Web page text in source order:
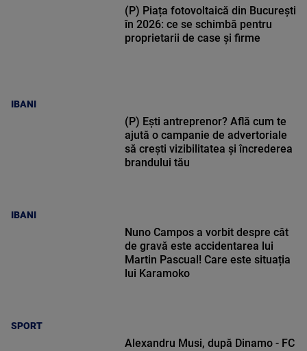
IBANI
(P) Piața fotovoltaică din București
în 2026: ce se schimbă pentru
proprietarii de case și firme
IBANI
(P) Ești antreprenor? Află cum te
ajută o campanie de advertoriale
să crești vizibilitatea și încrederea
brandului tău
SPORT
Nuno Campos a vorbit despre cât
de gravă este accidentarea lui
Martin Pascual! Care este situația
lui Karamoko
Alexandru Musi, după Dinamo - FC